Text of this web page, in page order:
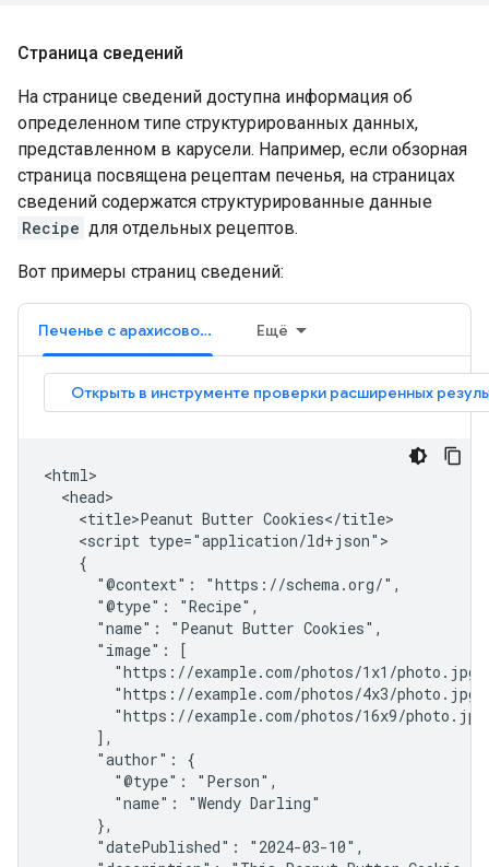
Страница сведений
На странице сведений доступна информация об
определенном типе структурированных данных,
представленном в карусели. Например, если обзорная
страница посвящена рецептам печенья, на страницах
сведений содержатся структурированные данные
Recipe для отдельных рецептов.
Вот примеры страниц сведений:
Печенье с арахисовой пастой Ещё
<html>
  <head>
    <title>Peanut Butter Cookies</title>
    <script type="application/ld+json">
    {
      "@context": "https://schema.org/",
      "@type": "Recipe",
      "name": "Peanut Butter Cookies",
      "image": [
"https://example.com/photos/1x1/
"https://example.com/photos/4x3/
"https://example.com/photos/16x9/
      ],
      "author": {
        "@type": "Person",
        "name": "Wendy Darling"
      },
      "datePublished": "2024-03-10",